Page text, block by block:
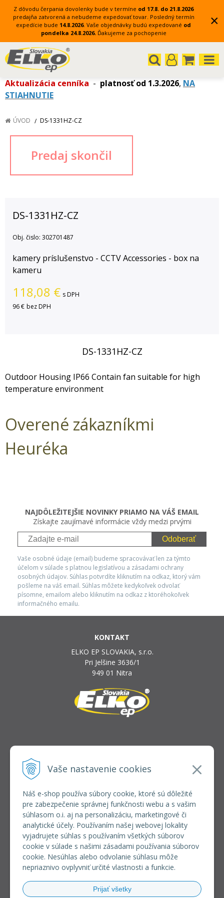
Vaše nastavenie cookies
Náš e-shop používa súbory cookie, ktoré sú dôležité
pre zabezpečenie správnej funkčnosti webu a s vašim
súhlasom o.i. aj na personalizáciu, marketingové či
analytické účely. Používaním našej webovej lokality
vyjadrujete súhlas s používaním všetkých súborov
cookie v súlade s našimi zásadami používania súborov
cookie. Nesúhlas alebo odvolanie súhlasu môže
nepriaznivo ovplyvniť určité vlastnosti a funkcie.
Prijať všetky
Z dôvodu čerpania dovolenky bude v termíne od 17.8. do 21.8.2026
predajňa zatvorená a nebudeme expedovať tovar. Posledný termín
expedície bude 14.8.2026. Vaše objednávky budú expedované od
pondelka 24.8.2026. Ďakujeme za pochopenie
×
Aktualizácia cenníka - platnosť od 1.3.2026, NA
STIAHNUTIE
ÚVOD DS-1331HZ-CZ
DS-1331HZ-CZ
Obj. čislo: 302701487
kamery príslušenstvo - CCTV Accessories - box na
kameru
118,08 € s DPH
96 € bez DPH
DS-1331HZ-CZ
Outdoor Housing IP66 Contain fan suitable for high
temperature environment
Overené zákazníkmi
Heuréka
NAJDÔLEŽITEJŠIE NOVINKY PRIAMO NA VÁŠ EMAIL
Získajte zaujímavé informácie vždy medzi prvými
Odoberať
Vaše osobné údaje (email) budeme spracovávať len za týmto
účelom v súlade s platnou legislatívou a zásadami ochrany
osobných údajov. Súhlas potvrdíte kliknutím na odkaz, ktorý vám
pošleme na váš email. Súhlas môžete kedykoľvek odvolať
písomne, emailom alebo kliknutím na odkaz z ktoréhokoľvek
informačného emailu.
KONTAKT
ELKO EP SLOVAKIA, s.r.o.
Pri Jelšine 3636/1
949 01 Nitra
INFOLINKA
+421 37 6586 731
VŠETKO O NÁKUPE
REGISTRÁCIA VEĽKOOBCHOD
Formulár na odsúpenie od zmluvy
Doprava a platba
Všeobecné obchodné podmienky
Reklamačný poriadok
Používanie súborov cookies